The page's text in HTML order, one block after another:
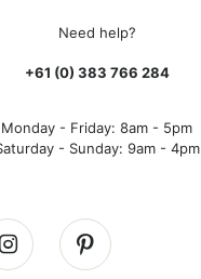
Need help?
+61 (0) 383 766 284
Monday - Friday: 8am - 5pm
- Sunday: 9am - 4pm